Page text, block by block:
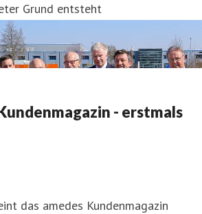
Grund entsteht
- erstmals
das amedes Kundenmagazin